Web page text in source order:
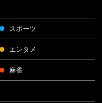
スポーツ
エンタメ
麻雀